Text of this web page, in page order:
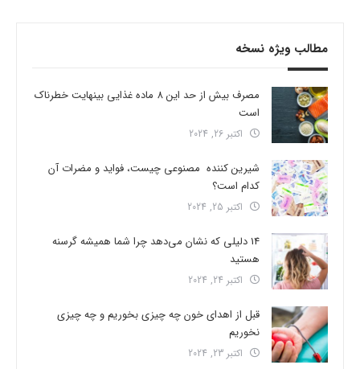
مطالب ویژه نسخه
مصرف بیش از حد این 8 ماده غذایی بینهایت خطرناک
است
اکتبر 26, 2024
شیرین کننده مصنوعی چیست، فواید و مضرات آن
کدام است؟
اکتبر 25, 2024
14 دلیلی که نشان می‌دهد چرا شما همیشه گرسنه
هستید
اکتبر 24, 2024
قبل از اهدای خون چه چیزی بخوریم و چه چیزی
نخوریم
اکتبر 23, 2024